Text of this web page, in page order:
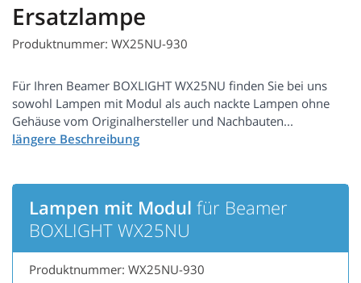
Ersatzlampe
Produktnummer: WX25NU-930
Für Ihren Beamer BOXLIGHT WX25NU finden Sie bei uns
sowohl Lampen mit Modul als auch nackte Lampen ohne
Gehäuse vom Originalhersteller und Nachbauten...
Lampen mit Modul für Beamer
BOXLIGHT WX25NU
Produktnummer: WX25NU-930